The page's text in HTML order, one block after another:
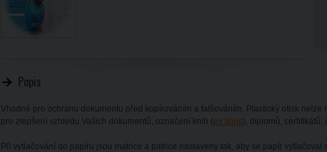
Popis
Vhodné pro ochranu dokumentu před kopírováním a falšováním. Plastický otisk nelze
pro zlepšení vzhledu Vašich dokumentů, označení knih (ex libris), diplomů, certifikátů,
Při vytlačování do papíru jsou matrice a patrice nastaveny tak, aby se papír vytlačoval